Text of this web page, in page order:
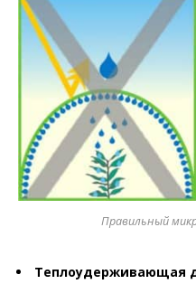
Правильный
Теплоудерживающая